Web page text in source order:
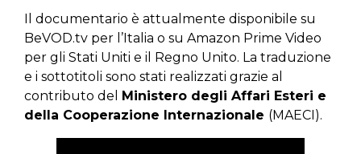
Il documentario è attualmente disponibile su
BeVOD.tv per l’Italia o su Amazon Prime Video
per gli Stati Uniti e il Regno Unito. La traduzione
e i sottotitoli sono stati realizzati grazie al
contributo del
Ministero degli Affari Esteri e
della Cooperazione Internazionale (MAECI).